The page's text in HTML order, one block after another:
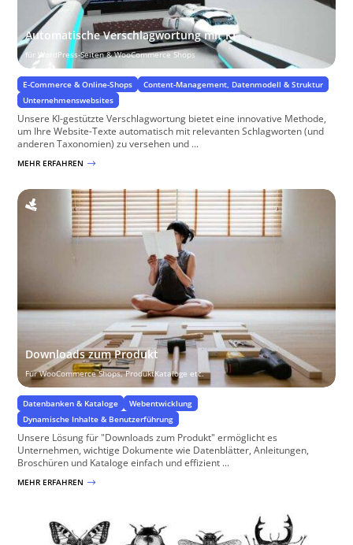
Automatische Verschlagwortung mit KI
für WordPress-Seiten & WooCommerce Shops
E-Commerce & Online-Shops
Content-Management, Datenmodell & Struktur
Unternehmenswebsites
Unsere KI-gestützte Verschlagwortung bietet eine innovative Methode,
um Ihre Website-Texte automatisch mit relevanten Schlagworten (und
anderen Taxonomien) zu versehen und ...
MEHR ERFAHREN $
Downloads zum Produkt
Für WooCommerce Shops, ProduktKataloge etc.
Datenbanken & Kataloge
Webentwicklung
Dynamische Inhalte & Benutzerführung
Unsere Lösung für "Downloads zum Produkt" ermöglicht es
Unternehmen, wichtige Dokumente wie Datenblätter, Anleitungen,
Broschüren und Kataloge einfach und effizient ...
MEHR ERFAHREN $